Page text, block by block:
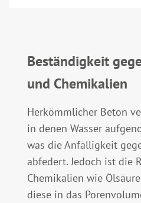
Beständigkeit
und Chemikalien
Herkömmlicher Beton
in denen Wasser
was die Anfälligkeit
abfedert. Jedoch ist die
Chemikalien wie
diese in das